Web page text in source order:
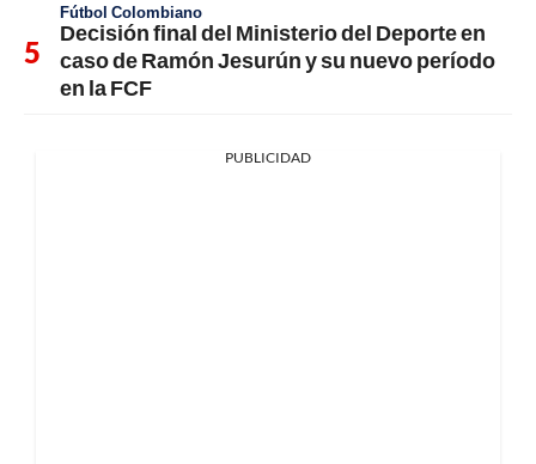
Fútbol Colombiano
Decisión final del Ministerio del Deporte en
caso de Ramón Jesurún y su nuevo período
en la FCF
PUBLICIDAD